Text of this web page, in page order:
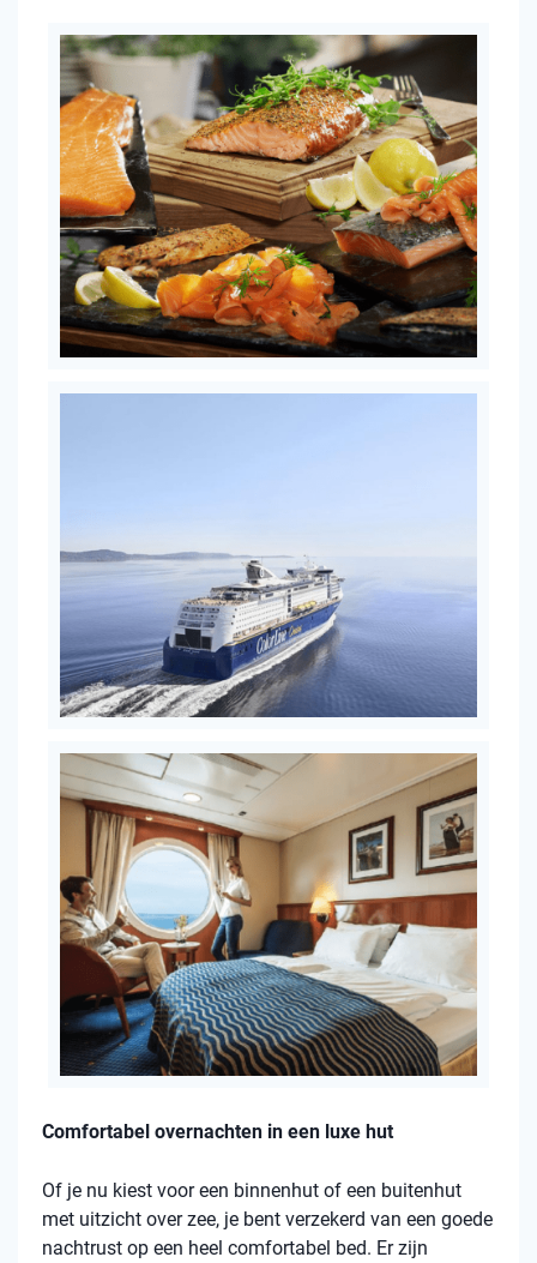
Comfortabel overnachten in een luxe hut
Of je nu kiest voor een binnenhut of een buitenhut
met uitzicht over zee, je bent verzekerd van een goede
nachtrust op een heel comfortabel bed. Er zijn